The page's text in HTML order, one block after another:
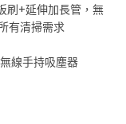
刷+延伸加長管，無
有清掃需求
線手持吸塵器